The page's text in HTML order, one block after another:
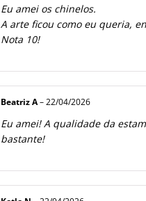
Eu amei os chinelos.
A arte ficou como eu queria,
Nota 10!
Beatriz A – 22/04/2026
Eu amei! A qualidade da
bastante!